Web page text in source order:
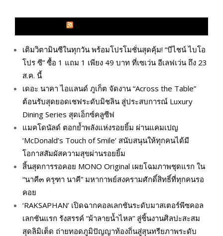
เติมวิตามินซีในทุกวัน พร้อมโปรโมชั่นสุดคุ้ม! “บีไชน์ ไบโอ
โปร ซี” ซื้อ 1 แถม 1 เพียง 49 บาท ที่เซเว่น อีเลฟเว่น ถึง 23
ส.ค. นี้
เดอะ นาคา ไอแลนด์ ภูเก็ต จัดงาน “Across the Table”
ต้อนรับสุดยอดเชฟระดับมิชลิน สู่ประสบการณ์ Luxury
Dining Series สุดเอ็กซ์คลูซีฟ
แมคโดนัลด์ ตอกย้ำพลังแห่งรอยยิ้ม ผ่านแคมเปญ
‘McDonald’s Touch of Smile’ สนับสนุนให้ทุกคนได้มี
โอกาสสัมผัสความสุขผ่านรอยยิ้ม
สิ้นสุดการรอคอย MONO Original เผยโฉมภาพชุดแรก ใน
“นาคี๓ ครุฑา นาคี” มหากาพย์สงครามศักดิ์สิทธิ์ที่ทุกคนรอ
คอย
‘RAKSAPHAN’ เปิดฉากคอลเลกชันระดับมาสเตอร์พีซคอล
เลกชันแรก รังสรรค์ “ผ้าลายน้ำไหล” สู่ชิ้นงานศิลปะสะสม
สุดลิมิเต็ด ถ่ายทอดภูมิปัญญาท้องถิ่นสู่สุนทรียภาพระดับ